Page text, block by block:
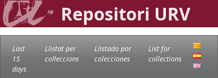
Repositori URV
Last
15
days
Llistat per
col·leccions
Llistado por
colecciones
List for
collections